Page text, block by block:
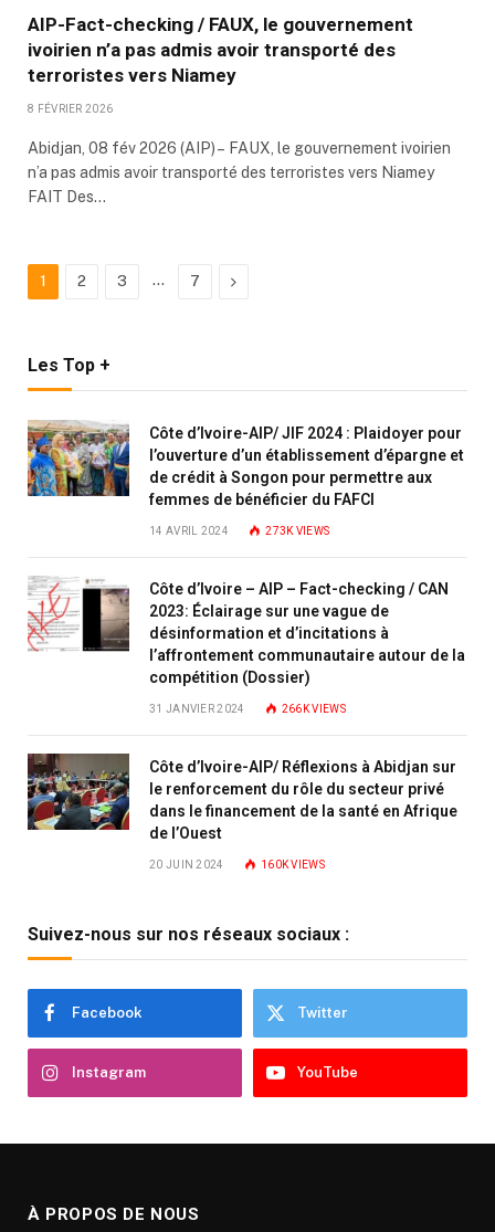
AIP-Fact-checking / FAUX, le gouvernement
ivoirien n’a pas admis avoir transporté des
terroristes vers Niamey
8 FÉVRIER 2026
Abidjan, 08 fév 2026 (AIP) – FAUX, le gouvernement ivoirien
n’a pas admis avoir transporté des terroristes vers Niamey
FAIT Des…
1 2 3 … 7 Next
Les Top +
Côte d’Ivoire-AIP/ JIF 2024 : Plaidoyer pour
l’ouverture d’un établissement d’épargne et
de crédit à Songon pour permettre aux
femmes de bénéficier du FAFCI
14 AVRIL 2024 273K VIEWS
Côte d’Ivoire – AIP – Fact-checking / CAN
2023: Éclairage sur une vague de
désinformation et d’incitations à
l’affrontement communautaire autour de la
compétition (Dossier)
31 JANVIER 2024 266KVIEWS
Côte d’Ivoire-AIP/ Réflexions à Abidjan sur
le renforcement du rôle du secteur privé
dans le financement de la santé en Afrique
de l’Ouest
20 JUIN 2024 160KVIEWS
Suivez-nous sur nos réseaux sociaux :
Facebook Twitter
Instagram YouTube
À PROPOS DE NOUS